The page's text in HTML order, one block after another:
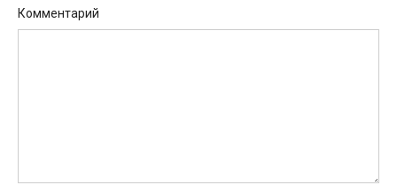
Комментарий